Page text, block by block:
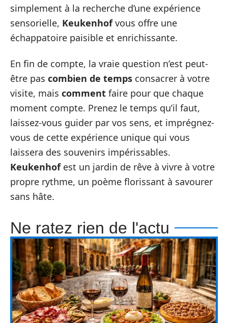
simplement à la recherche d’une expérience
sensorielle, Keukenhofvous offre une
échappatoire paisible et enrichissante.
En fin de compte, la vraie question n’est peut-
être pas combien de temps consacrer à votre
visite, mais comment faire pour que chaque
moment compte. Prenez le temps qu’il faut,
laissez-vous guider par vos sens, et imprégnez-
vous de cette expérience unique qui vous
laissera des souvenirs impérissables.
Keukenhofest un jardin de rêve à vivre à votre
propre rythme, un poème florissant à savourer
sans hâte.
Ne ratez rien de l'actu